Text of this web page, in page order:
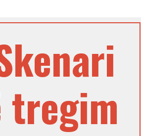
tregim